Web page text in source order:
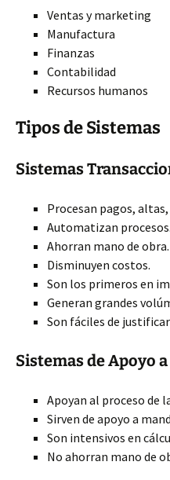
Ventas y marketing
Manufactura
Finanzas
Contabilidad
Recursos humanos
Tipos de Sistemas
Sistemas
Procesan pagos,
Automatizan procesos.
Ahorran mano de obra.
Disminuyen costos.
Son los primeros en
Generan grandes
Son fáciles de
Sistemas de Apoyo
Apoyan al proceso de
Sirven de apoyo a
Son intensivos en
No ahorran mano de